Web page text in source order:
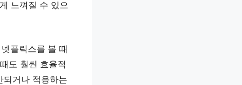
느껴질 수 있으
플릭스를 볼 때
도 훨씬 효율적
되거나 적응하는